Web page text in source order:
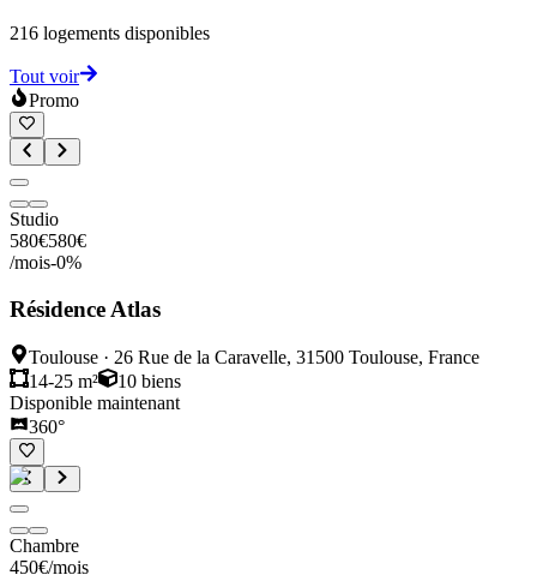
216 logements disponibles
Tout voir
Promo
Studio
580€580€
/mois-0%
Résidence Atlas
Toulouse · 26 Rue de la Caravelle, 31500 Toulouse, France
14-25 m²
10 biens
Disponible maintenant
360°
Chambre
450€/mois